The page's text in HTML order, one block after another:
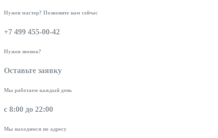
Нужен мастер? Позвоните нам сейчас
+7 499 455-00-42
Нужен звонок?
Оставьте заявку
Мы работаем каждый день
с 8:00 до 22:00
Мы находимся по адресу